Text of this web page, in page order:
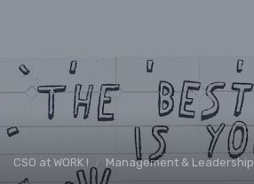
CSO at WORK ! Management & Leadership Commercial